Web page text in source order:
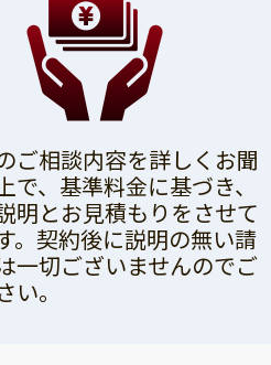
ご相談内容を詳しくお聞
で、基準料金に基づき、
明とお見積もりをさせて
。契約後に説明の無い請
一切ございませんのでご
い。